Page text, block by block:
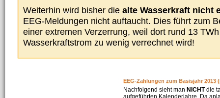
Weiterhin wird bisher die alte Wasserkraft nicht
EEG-Meldungen nicht auftaucht. Dies führt zum
einer extremen Verzerrung, weil dort rund 13
Wasserkraftstrom zu wenig verrechnet wird!
EEG-Zahlungen zum Basisjahr 2013
Nachfolgend sieht man NICHTdie
aufgeführten Kalenderjahre. Da